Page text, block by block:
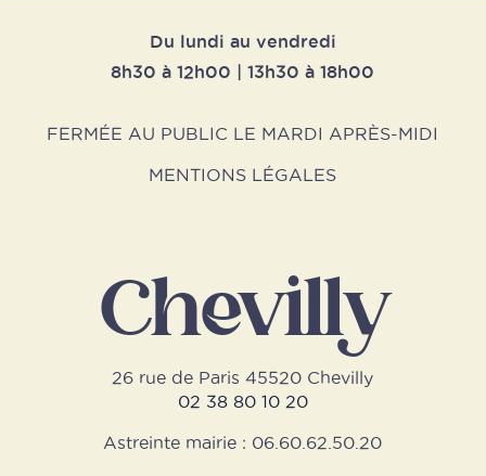
Du lundi au vendredi
8h30 à 12h00 | 13h30 à 18h00
FERMÉE AU PUBLIC LE MARDI APRÈS-MIDI
MENTIONS LÉGALES
Chevilly
26 rue de Paris 45520 Chevilly
02 38 80 10 20
Astreinte mairie : 06.60.62.50.20